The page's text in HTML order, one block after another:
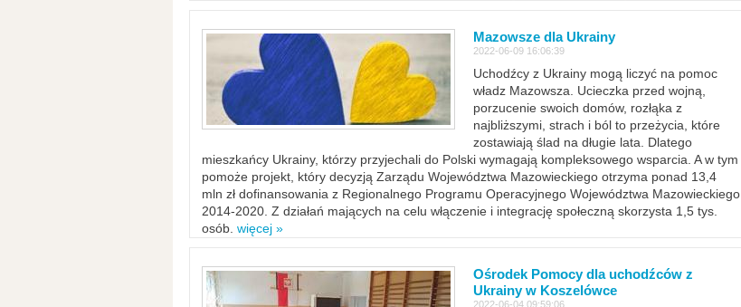
Mazowsze dla Ukrainy
2022-06-09 16:06:39
Uchodźcy z Ukrainy mogą liczyć na pomoc
władz Mazowsza. Ucieczka przed wojną,
porzucenie swoich domów, rozłąka z
najbliższymi, strach i ból to przeżycia, które
zostawiają ślad na długie lata. Dlatego
mieszkańcy Ukrainy, którzy przyjechali do Polski wymagają kompleksowego wsparcia. A w tym
pomoże projekt, który decyzją Zarządu Województwa Mazowieckiego otrzyma ponad 13,4
mln zł dofinansowania z Regionalnego Programu Operacyjnego Województwa Mazowieckiego
2014-2020. Z działań mających na celu włączenie i integrację społeczną skorzysta 1,5 tys.
osób. więcej »
Ośrodek Pomocy dla uchodźców z
Ukrainy w Koszelówce
2022-06-04 09:59:06